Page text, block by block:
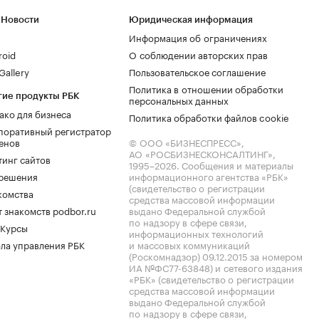
продукты РБК
для бизнеса
регистратор
сайтов
знакомств podbor.ru
управления РБК
Юридическая информация
Информация об ограничениях
О соблюдении авторских прав
Пользовательское соглашение
Политика в отношении обработки
персональных данных
Политика обработки файлов cookie
© ООО «БИЗНЕСПРЕСС»,
АО «РОСБИЗНЕСКОНСАЛТИНГ»,
1995–2026. Сообщения и материалы
информационного агентства «РБК»
(свидетельство о регистрации
средства массовой информации
выдано Федеральной службой
по надзору в сфере связи,
информационных технологий
и массовых коммуникаций
(Роскомнадзор) 09.12.2015 за номером
ИА №ФС77-63848) и сетевого издания
«РБК» (свидетельство о регистрации
средства массовой информации
выдано Федеральной службой
по надзору в сфере связи,